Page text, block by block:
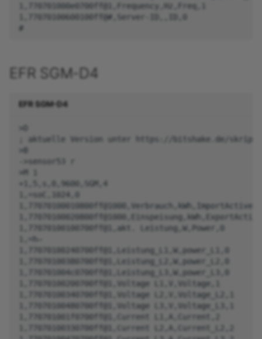
1,770701000e0700ff@1,Frequency,Hz,Freq,1
1,77070100600100ff@#,Server-ID,,ID,0
EFR SGM-D4
EFR SGM-D4
>D
; aktuelle Version unter https://bitshake.de/skripte
>B
->sensor53 r
>M 1
+1,5,s,0,9600,SGM,4
1,=soC,1024,0
1,77070100010800ff@1000,Verbrauch,kWh,ImportActive,3
1,77070100100700ff@1,akt. Leistung,W,Power,0
1,=h—
1,77070100240700ff@1,Leistung_L1,W,power_L1,0
1,77070100380700ff@1,Leistung_L2,W,power_L2,0
1,770701004c0700ff@1,Leistung_L3,W,power_L3,0
1,77070100200700ff@1,Voltage L1,V,Voltage,1
1,77070100340700ff@1,Voltage L2,V,Voltage_L2,1
1,77070100480700ff@1,Voltage L3,V,Voltage_L3,1
1,770701001f0700ff@1,Current L1,A,Current,2
1,77070100330700ff@1,Current L2,A,Current_L2,2